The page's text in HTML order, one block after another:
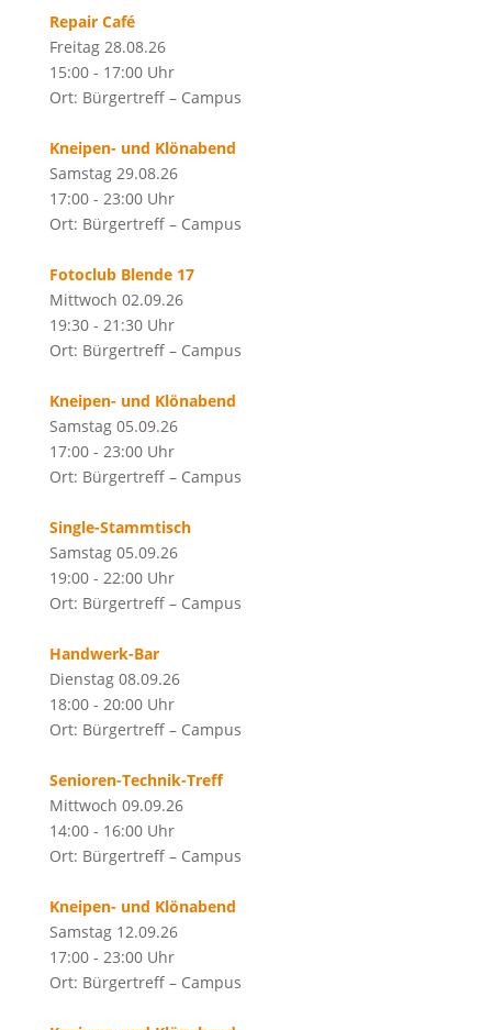
Repair Café
Freitag 28.08.26
15:00 - 17:00 Uhr
Ort: Bürgertreff – Campus
Kneipen- und Klönabend
Samstag 29.08.26
17:00 - 23:00 Uhr
Ort: Bürgertreff – Campus
Fotoclub Blende 17
Mittwoch 02.09.26
19:30 - 21:30 Uhr
Ort: Bürgertreff – Campus
Kneipen- und Klönabend
Samstag 05.09.26
17:00 - 23:00 Uhr
Ort: Bürgertreff – Campus
Single-Stammtisch
Samstag 05.09.26
19:00 - 22:00 Uhr
Ort: Bürgertreff – Campus
Handwerk-Bar
Dienstag 08.09.26
18:00 - 20:00 Uhr
Ort: Bürgertreff – Campus
Senioren-Technik-Treff
Mittwoch 09.09.26
14:00 - 16:00 Uhr
Ort: Bürgertreff – Campus
Kneipen- und Klönabend
Samstag 12.09.26
17:00 - 23:00 Uhr
Ort: Bürgertreff – Campus